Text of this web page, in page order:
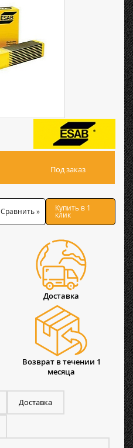
Под заказ
Сравнить » Купить в 1
клик
Доставка
Возврат в течении 1
месяца
Доставка